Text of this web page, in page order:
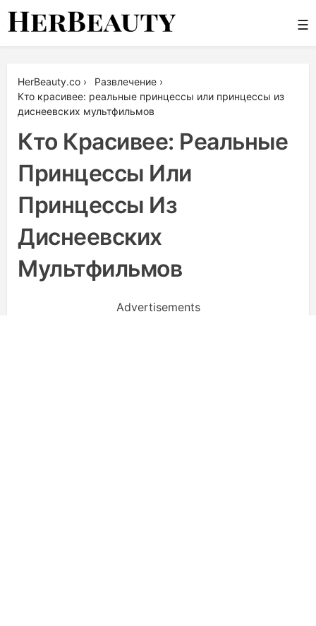
Skip
☰
HerBeauty.co › Развлечение ›
Кто красивее: реальные принцессы или принцессы из
диснеевских мультфильмов
Кто Красивее: Реальные
Принцессы Или
Принцессы Из
Диснеевских
Мультфильмов
Advertisements